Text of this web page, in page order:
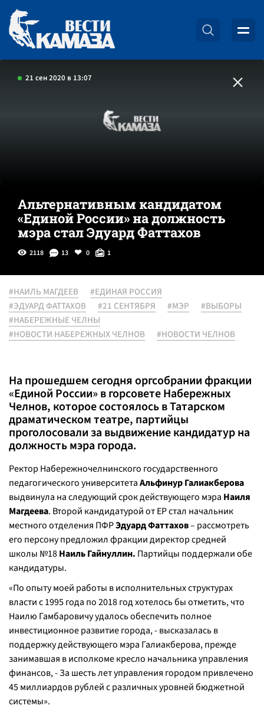
21 сен 2020 в 13:07
Альтернативным кандидатом
«Единой России» на должность
мэра стал Эдуард Фаттахов
2118 13 0 1
#НАИЛЬ МАГДЕЕВ
#ЕДИНАЯ РОССИЯ
#ЭДУАРД ФАТТАХОВ
#21 СЕНТЯБРЯ #МЭР
#ВЫБОРЫ
#НАБЕРЕЖНЫЕ ЧЕЛНЫ
#НОВОСТИ НАБЕРЕЖНЫХ ЧЕЛНОВ
#НОВОСТИ ЧЕЛНОВ
На прошедшем сегодня оргсобрании фракции
«Единой России» в горсовете Набережных
Челнов, которое состоялось в Татарском
драматическом театре, партийцы
проголосовали за выдвижение кандидатур на
должность мэра города.
Ректор Набережночелнинского государственного
педагогического университетаАльфинур Галиакберова
выдвинула на следующий срок действующего мэра Наиля
Магдеева. Второй кандидатурой от ЕР стал начальник
местного отделения ПФРЭдуард Фаттахов– рассмотреть
его персону предложил фракции директор средней
школы №18Наиль Гайнуллин. Партийцы поддержали обе
кандидатуры.
«По опыту моей работы в исполнительных структурах
власти с 1995 года по 2018 год хотелось бы отметить, что
Наилю Гамбаровичу удалось обеспечить полное
инвестиционное развитие города, - высказалась в
поддержку действующего мэра Галиакберова, прежде
занимавшая в исполкоме кресло начальника управления
финансов, -За шесть лет управления городом привлечено
45 миллиардов рублей с различных уровней бюджетной
системы».